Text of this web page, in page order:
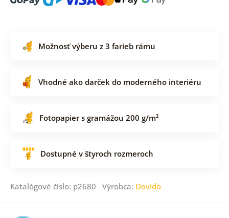
Možnosť výberu z 3 farieb rámu
Vhodné ako darček do moderného interiéru
Fotopapier s gramážou 200 g/m²
Dostupné v štyroch rozmeroch
Katalógové číslo: p2680 Výrobca: Dovido